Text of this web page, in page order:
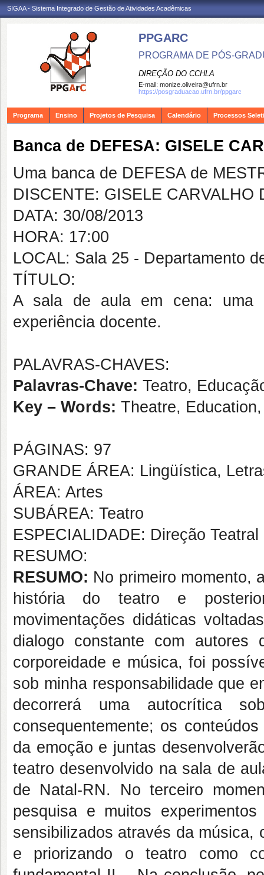
SIGAA - Sistema Integrado de Gestão de Atividades Acadêmicas
PPGARC
PROGRAMA DE PÓS-
DIREÇÃO DO CCHLA
E-mail: monize.oliveira@ufrn.br
https://posgraduacao.ufrn.br/ppgarc
Programa Ensino Projetos de Pesquisa Calendário Processos
Banca de DEFESA: GISELE
Uma banca de DEFESA de
DISCENTE: GISELE CARVALHO
DATA: 30/08/2013
HORA: 17:00
LOCAL: Sala 25 - Departamento
TÍTULO:
A sala de aula em cena: uma
experiência docente.
PALAVRAS-CHAVES:
Palavras-Chave: Teatro,
Key – Words: Theatre,
PÁGINAS: 97
GRANDE ÁREA: Lingüística,
ÁREA: Artes
SUBÁREA: Teatro
ESPECIALIDADE: Direção Teatral
RESUMO:
RESUMO: No primeiro momento,
história do teatro e
movimentações didáticas
dialogo constante com autores
corporeidade e música, foi
sob minha responsabilidade que
decorrerá uma autocrítica
consequentemente; os
da emoção e juntas
teatro desenvolvido na sala de
de Natal-RN. No terceiro
pesquisa e muitos
sensibilizados através da música,
e priorizando o teatro como